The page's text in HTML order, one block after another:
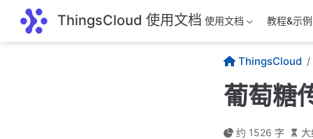
跳至主要內容ThingsCloud 使用文档 使用文档 教程&示例
ThingsCloud
葡萄糖
约 1526 字